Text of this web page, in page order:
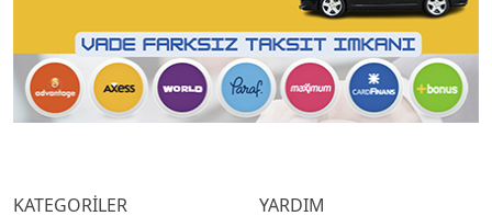
KATEGORİLER YARDIM